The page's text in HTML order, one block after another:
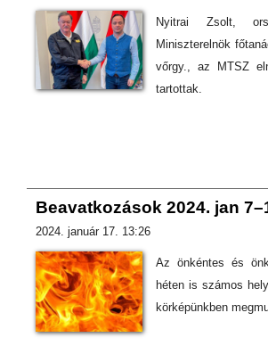
Nyitrai Zsolt,
Miniszterelnök
vőrgy., az MTSZ
tartottak.
Beavatkozások 2024. jan
2024. január 17. 13:26
Az önkéntes és
héten is számos
körképünkben